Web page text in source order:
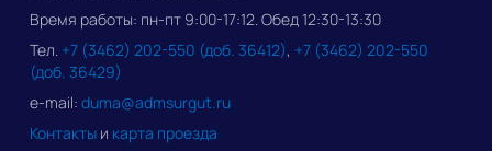
Время работы: пн-пт 9:00-17:12. Обед 12:30-13:30
Тел. +7 (3462) 202-550 (доб. 36412), +7 (3462) 202-550
(доб. 36429)
e-mail: duma@admsurgut.ru
Контакты и карта проезда